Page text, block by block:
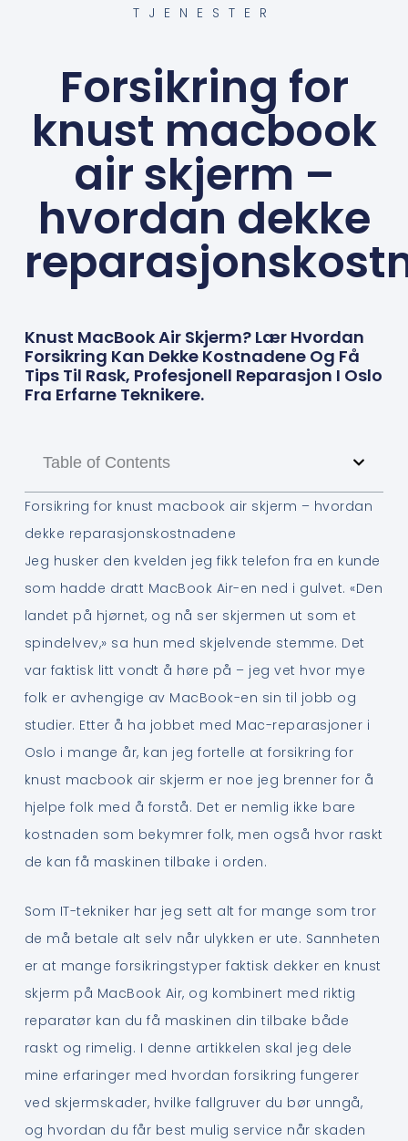
TJENESTER
Forsikring for
knust macbook
air skjerm –
hvordan dekke
Knust MacBook Air Skjerm? Lær Hvordan
Forsikring Kan Dekke Kostnadene Og Få
Tips Til Rask, Profesjonell Reparasjon I Oslo
Fra Erfarne Teknikere.
Table of Contents
Forsikring for knust macbook air skjerm – hvordan
dekke reparasjonskostnadene
Jeg husker den kvelden jeg fikk telefon fra en kunde
som hadde dratt MacBook Air-en ned i gulvet. «Den
landet på hjørnet, og nå ser skjermen ut som et
spindelvev,» sa hun med skjelvende stemme. Det
var faktisk litt vondt å høre på – jeg vet hvor mye
folk er avhengige av MacBook-en sin til jobb og
studier. Etter å ha jobbet med Mac-reparasjoner i
Oslo i mange år, kan jeg fortelle at forsikring for
knust macbook air skjerm er noe jeg brenner for å
hjelpe folk med å forstå. Det er nemlig ikke bare
kostnaden som bekymrer folk, men også hvor raskt
de kan få maskinen tilbake i orden.
Som IT-tekniker har jeg sett alt for mange som tror
de må betale alt selv når ulykken er ute. Sannheten
er at mange forsikringstyper faktisk dekker en knust
skjerm på MacBook Air, og kombinert med riktig
reparatør kan du få maskinen din tilbake både
raskt og rimelig. I denne artikkelen skal jeg dele
mine erfaringer med hvordan forsikring fungerer
ved skjermskader, hvilke fallgruver du bør unngå,
og hvordan du får best mulig service når skaden